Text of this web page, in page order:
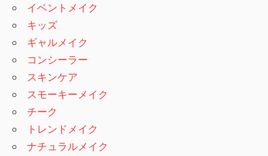
イベントメイク
キッズ
ギャルメイク
コンシーラー
スキンケア
スモーキーメイク
チーク
トレンドメイク
ナチュラルメイク